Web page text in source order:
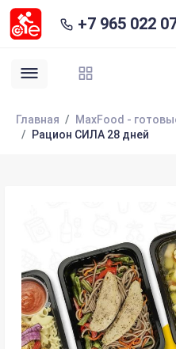
+7 965 022
Главная
MaxFood -
Рацион СИЛА 28 дней